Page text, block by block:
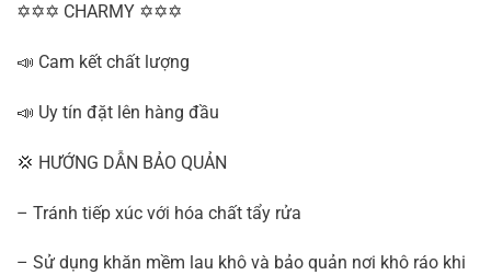
✡✡✡ CHARMY ✡✡✡
📣 Cam kết chất lượng
📣 Uy tín đặt lên hàng đầu
💢 HƯỚNG DẪN BẢO QUẢN
– Tránh tiếp xúc với hóa chất tẩy rửa
– Sử dụng khăn mềm lau khô và bảo quản nơi khô ráo khi